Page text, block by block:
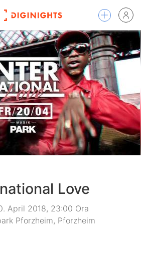
Love
April 2018, 23:00 Ora
Pforzheim, Pforzheim